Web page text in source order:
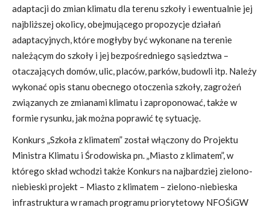
adaptacji do zmian klimatu dla terenu szkoły i ewentualnie jej
najbliższej okolicy, obejmującego propozycje działań
adaptacyjnych, które mogłyby być wykonane na terenie
należącym do szkoły i jej bezpośredniego sąsiedztwa –
otaczających domów, ulic, placów, parków, budowli itp. Należy
wykonać opis stanu obecnego otoczenia szkoły, zagrożeń
związanych ze zmianami klimatu i zaproponować, także w
formie rysunku, jak można poprawić tę sytuację.
Konkurs „Szkoła z klimatem” został włączony do Projektu
Ministra Klimatu i Środowiska pn. „Miasto z klimatem”, w
którego skład wchodzi także Konkurs na najbardziej zielono-
niebieski projekt – Miasto z klimatem – zielono-niebieska
infrastruktura w ramach programu priorytetowy NFOŚiGW